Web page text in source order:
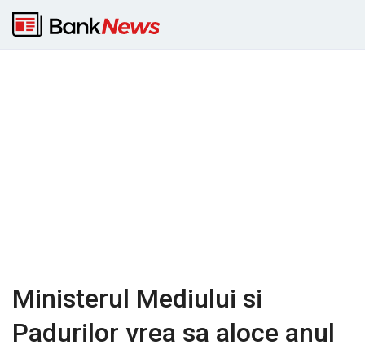
Ministerul Mediului si
Padurilor vrea sa aloce anul